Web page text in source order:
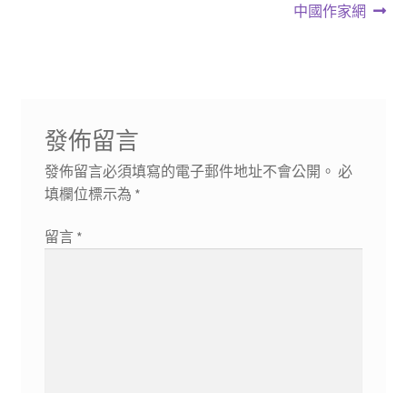
中國作家網
發佈留言
發佈留言必須填寫的電子郵件地址不會公開。 必
填欄位標示為 *
留言 *